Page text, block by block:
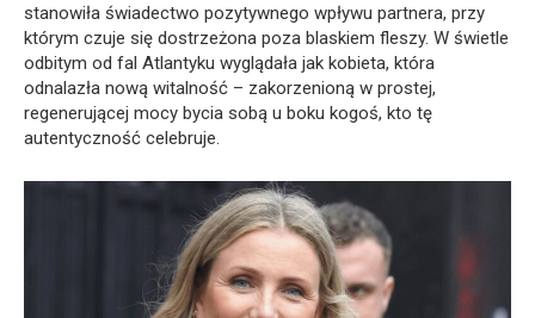
stanowiła świadectwo pozytywnego wpływu partnera, przy
którym czuje się dostrzeżona poza blaskiem fleszy. W świetle
odbitym od fal Atlantyku wyglądała jak kobieta, która
odnalazła nową witalność – zakorzenioną w prostej,
regenerującej mocy bycia sobą u boku kogoś, kto tę
autentyczność celebruje.